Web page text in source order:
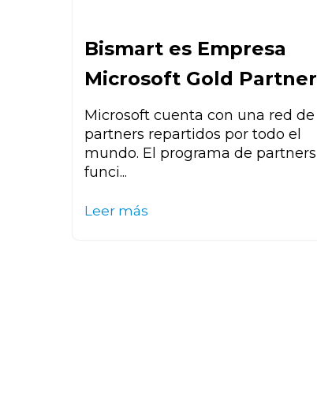
Bismart es Empresa
Microsoft Gold Partner
Microsoft cuenta con una red de
partners repartidos por todo el
mundo. El programa de partners
funci...
Leer más